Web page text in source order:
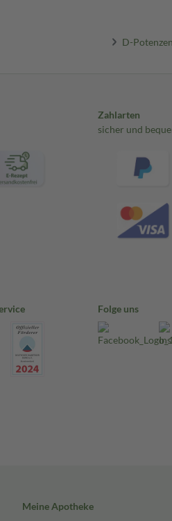
D-
Zahlarten
sicher und
Folge uns
Meine Apotheke